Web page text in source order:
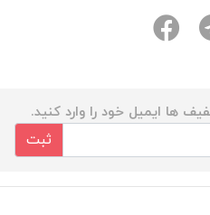
ها ایمیل خود را وارد کنید.
ثبت